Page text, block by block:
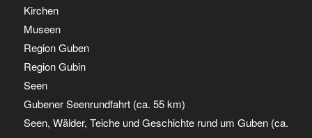
Kirchen
Museen
Region Guben
Region Gubin
Seen
Gubener Seenrundfahrt (ca. 55 km)
Seen, Wälder, Teiche und Geschichte rund um Guben (ca.